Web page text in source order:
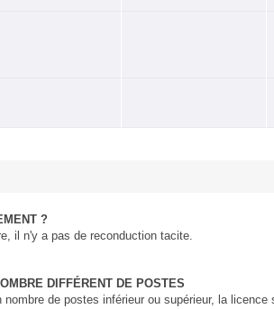
?
il n'y a pas de reconduction tacite.
DIFFÉRENT DE POSTES
de postes inférieur ou supérieur, la licence